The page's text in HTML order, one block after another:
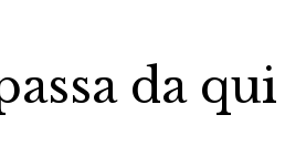
da qui